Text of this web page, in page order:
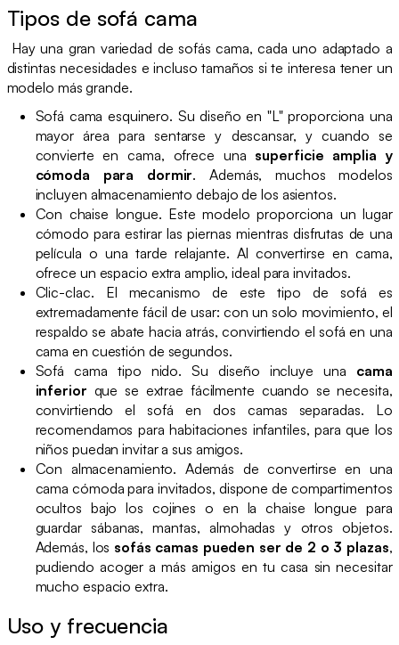
Tipos de sofá cama
Hay una gran variedad de sofás cama, cada uno adaptado a
distintas necesidades e incluso tamaños si te interesa tener un
modelo más grande.
Sofá cama esquinero. Su diseño en "L" proporciona una
mayor área para sentarse y descansar, y cuando se
convierte en cama, ofrece una superficie amplia y
cómoda para dormir. Además, muchos modelos
incluyen almacenamiento debajo de los asientos.
Con chaise longue. Este modelo proporciona un lugar
cómodo para estirar las piernas mientras disfrutas de una
película o una tarde relajante. Al convertirse en cama,
ofrece un espacio extra amplio, ideal para invitados.
Clic-clac. El mecanismo de este tipo de sofá es
extremadamente fácil de usar: con un solo movimiento, el
respaldo se abate hacia atrás, convirtiendo el sofá en una
cama en cuestión de segundos.
Sofá cama tipo nido. Su diseño incluye una cama
inferior que se extrae fácilmente cuando se necesita,
convirtiendo el sofá en dos camas separadas. Lo
recomendamos para habitaciones infantiles, para que los
niños puedan invitar a sus amigos.
Con almacenamiento. Además de convertirse en una
cama cómoda para invitados, dispone de compartimentos
ocultos bajo los cojines o en la chaise longue para
guardar sábanas, mantas, almohadas y otros objetos.
Además, los sofás camas pueden ser de 2 o 3 plazas,
pudiendo acoger a más amigos en tu casa sin necesitar
mucho espacio extra.
Uso y frecuencia